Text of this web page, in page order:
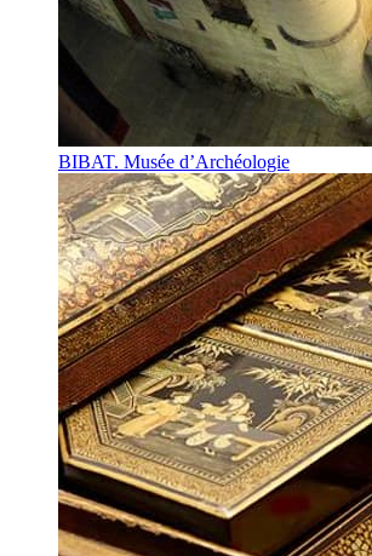
BIBAT. Musée d’Archéologie